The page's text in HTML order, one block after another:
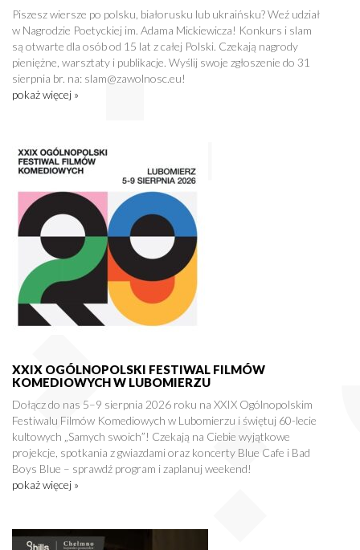
Piszesz wiersze po polsku, białorusku lub ukraińsku? Weź udział
w Nagrodzie Poetyckiej im. Adama Mickiewicza! Konkurs i slam
są otwarte dla osób od 15 lat z całej Polski. Czekają nagrody
pieniężne, warsztaty i publikacje. Wyślij swoje zgłoszenie do 31
sierpnia br. na: slam@zawolnosc.eu!
pokaż więcej »
XXIX OGÓLNOPOLSKI FESTIWAL FILMÓW
KOMEDIOWYCH W LUBOMIERZU
Dołącz do nas 5–9 sierpnia 2026 roku na XXIX Ogólnopolskim
Festiwalu Filmów Komediowych w Lubomierzu i świętuj 60-lecie
kultowych „Samych swoich”! Czekają na Ciebie wyjątkowe
projekcje, spotkania z gwiazdami oraz koncerty Blue Cafe i Bad
Boys Blue – sprawdź program i zaplanuj weekend!
pokaż więcej »